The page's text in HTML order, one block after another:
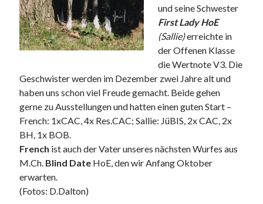
und seine Schwester
First Lady HoE
(Sallie)erreichte in
der Offenen Klasse
die Wertnote V3. Die
Geschwister werden im Dezember zwei Jahre alt und
haben uns schon viel Freude gemacht. Beide gehen
gerne zu Ausstellungen und hatten einen guten Start –
French: 1xCAC, 4x Res.CAC; Sallie: JüBIS, 2x CAC, 2x
BH, 1x BOB.
French ist auch der Vater unseres nächsten Wurfes aus
M.Ch. Blind Date HoE, den wir Anfang Oktober
erwarten.
(Fotos: D.Dalton)